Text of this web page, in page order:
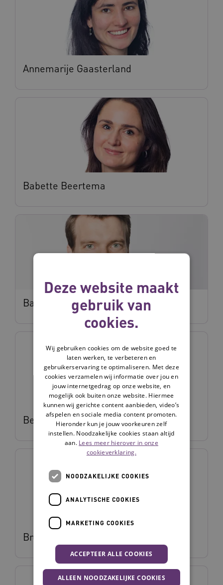
Annemarije Gaasterland
Babette Beertema
Bart Boermans
Bellis van den Berg
Brent Opmeer
Deze website maakt
gebruik van
cookies.
Wij gebruiken cookies om de website goed te
laten werken, te verbeteren en
gebruikerservaring te optimaliseren. Met deze
cookies verzamelen wij informatie over jou en
jouw internetgedrag op onze website, en
mogelijk ook buiten onze website. Hiermee
kunnen wij gerichte content aanbieden, video’s
afspelen en sociale media content promoten.
Hieronder kun je jouw voorkeuren zelf
instellen. Noodzakelijke cookies staan altijd
aan. Lees meer hierover in onze
cookieverklaring.
NOODZAKELIJKE COOKIES
ANALYTISCHE COOKIES
MARKETING COOKIES
ACCEPTEER ALLE COOKIES
ALLEEN NOODZAKELIJKE COOKIES